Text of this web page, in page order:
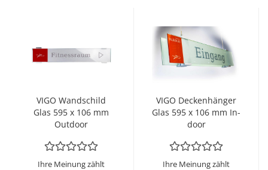
VIGO Wand­schild
Glas 595 x 106 mm
Out­door
Ihre Meinung zählt
VIGO De­cken­hän­ger
Glas 595 x 106 mm In­
door
Ihre Meinung zählt